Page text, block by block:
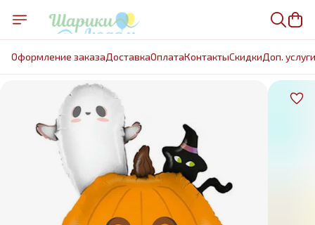
Оформление заказаДоставкаОплатаКонтактыCкидкиДоп. услуги